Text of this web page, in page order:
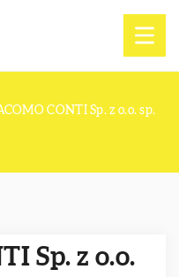
CONTI Sp. z o.o. sp.
Sp. z o.o.